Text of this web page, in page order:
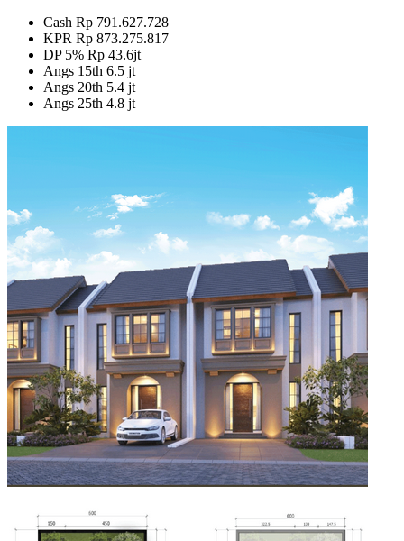
Cash Rp 791.627.728
KPR Rp 873.275.817
DP 5% Rp 43.6jt
Angs 15th 6.5 jt
Angs 20th 5.4 jt
Angs 25th 4.8 jt